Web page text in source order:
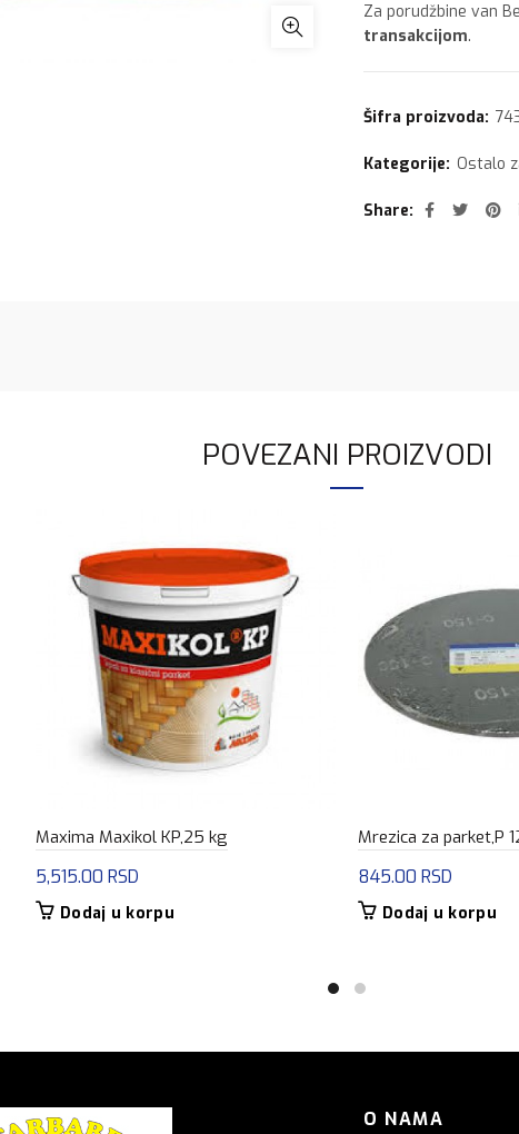
Za porudžbine van
transakcijom.
Šifra proizvoda:
Kategorije: Ostalo
Share
POVEZANI PROIZVODI
Maxima Maxikol KP,25 kg
5,515.00 RSD
Dodaj u korpu
Mrezica za parket,P
845.00 RSD
Dodaj u korpu
O NAMA